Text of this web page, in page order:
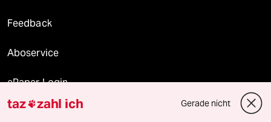
Feedback
Aboservice
ePaper Login
Downloads für Abonnierende
taz zahl ich Gerade nicht